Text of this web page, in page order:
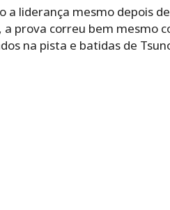
liderança mesmo depois
prova correu bem mesmo
na pista e batidas de